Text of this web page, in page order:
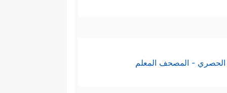
الحصري - المصحف المعلم